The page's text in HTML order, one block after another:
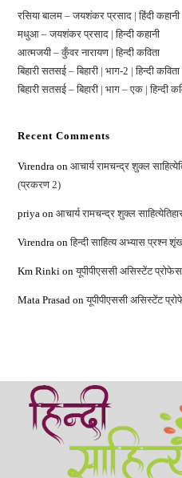
रसिया बालम – जयशंकर प्रसाद | हिंदी
मधुआ – जयशंकर प्रसाद | हिन्दी कहानी
आत्मजयी – कुँवर नारायण | हिन्दी कविता
बिहारी सतसई – बिहारी | भाग-2 | हिन्दी कविता
बिहारी सतसई – बिहारी | भाग – एक | हिन्दी
Recent Comments
Virendra onआचार्य रामचन्‍द्र शुक्‍ल
(प्रकरण 2)
priya onआचार्य रामचन्‍द्र शुक्‍ल
Virendra onहिन्‍दी साहित्‍य अभ्‍यास प्रश्‍न
Km Rinki onयूपीपीएससी असिस्‍टेंट
Mata Prasad onयूपीपीएससी असिस्‍टेंट